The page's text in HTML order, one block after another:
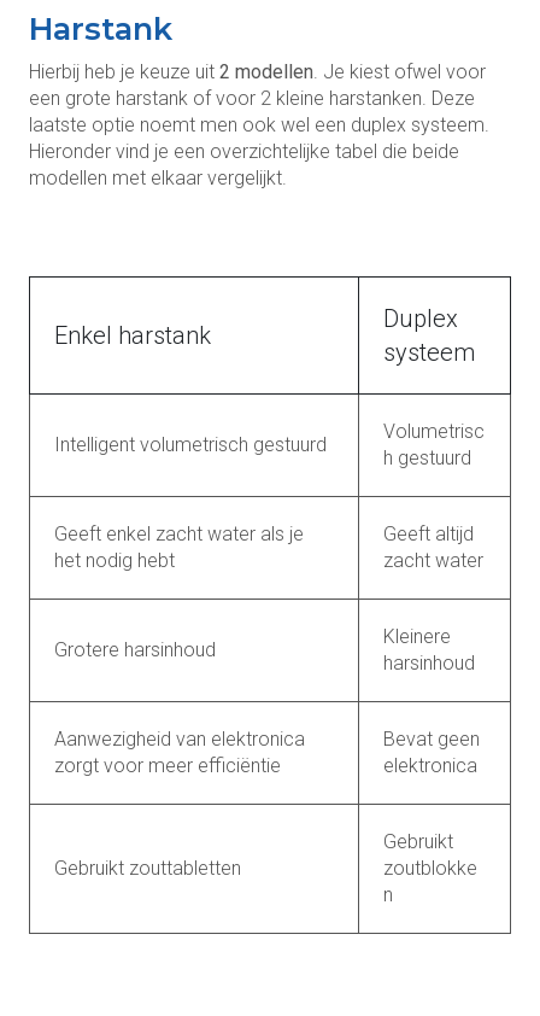
Harstank
Hierbij heb je keuze uit 2 modellen. Je kiest ofwel voor
een grote harstank of voor 2 kleine harstanken. Deze
laatste optie noemt men ook wel een duplex systeem.
Hieronder vind je een overzichtelijke tabel die beide
modellen met elkaar vergelijkt.
Enkel harstank
Duplex
systeem
Intelligent volumetrisch gestuurd
Volumetrisc
h gestuurd
Geeft enkel zacht water als je
het nodig hebt
Geeft altijd
zacht water
Grotere harsinhoud
Kleinere
harsinhoud
Aanwezigheid van elektronica
zorgt voor meer efficiëntie
Bevat geen
elektronica
Gebruikt zouttabletten
Gebruikt
zoutblokke
n